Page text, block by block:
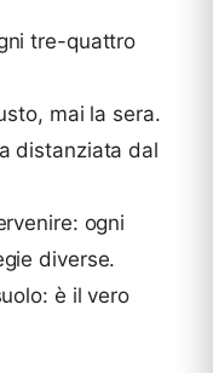
tre-quattro
mai la sera.
distanziata dal
ogni
diverse.
è il vero